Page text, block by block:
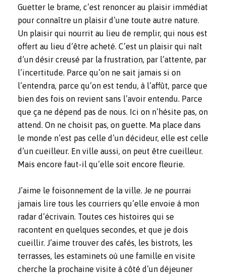
Guetter le brame, c’est renoncer au plaisir immédiat
pour connaître un plaisir d’une toute autre nature.
Un plaisir qui nourrit au lieu de remplir, qui nous est
offert au lieu d’être acheté. C’est un plaisir qui naît
d’un désir creusé par la frustration, par l’attente, par
l’incertitude. Parce qu’on ne sait jamais si on
l’entendra, parce qu’on est tendu, à l’affût, parce que
bien des fois on revient sans l’avoir entendu. Parce
que ça ne dépend pas de nous. Ici on n’hésite pas, on
attend. On ne choisit pas, on guette. Ma place dans
le monde n’est pas celle d’un décideur, elle est celle
d’un cueilleur. En ville aussi, on peut être cueilleur.
Mais encore faut-il qu’elle soit encore fleurie.
J’aime le foisonnement de la ville. Je ne pourrai
jamais lire tous les courriers qu’elle envoie à mon
radar d’écrivain. Toutes ces histoires qui se
racontent en quelques secondes, et que je dois
cueillir. J’aime trouver des cafés, les bistrots, les
terrasses, les estaminets où une famille en visite
cherche la prochaine visite à côté d’un déjeuner